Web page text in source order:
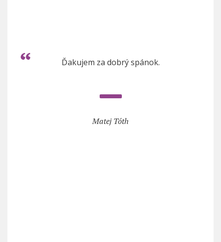
Ďakujem za dobrý spánok.
Matej Tóth